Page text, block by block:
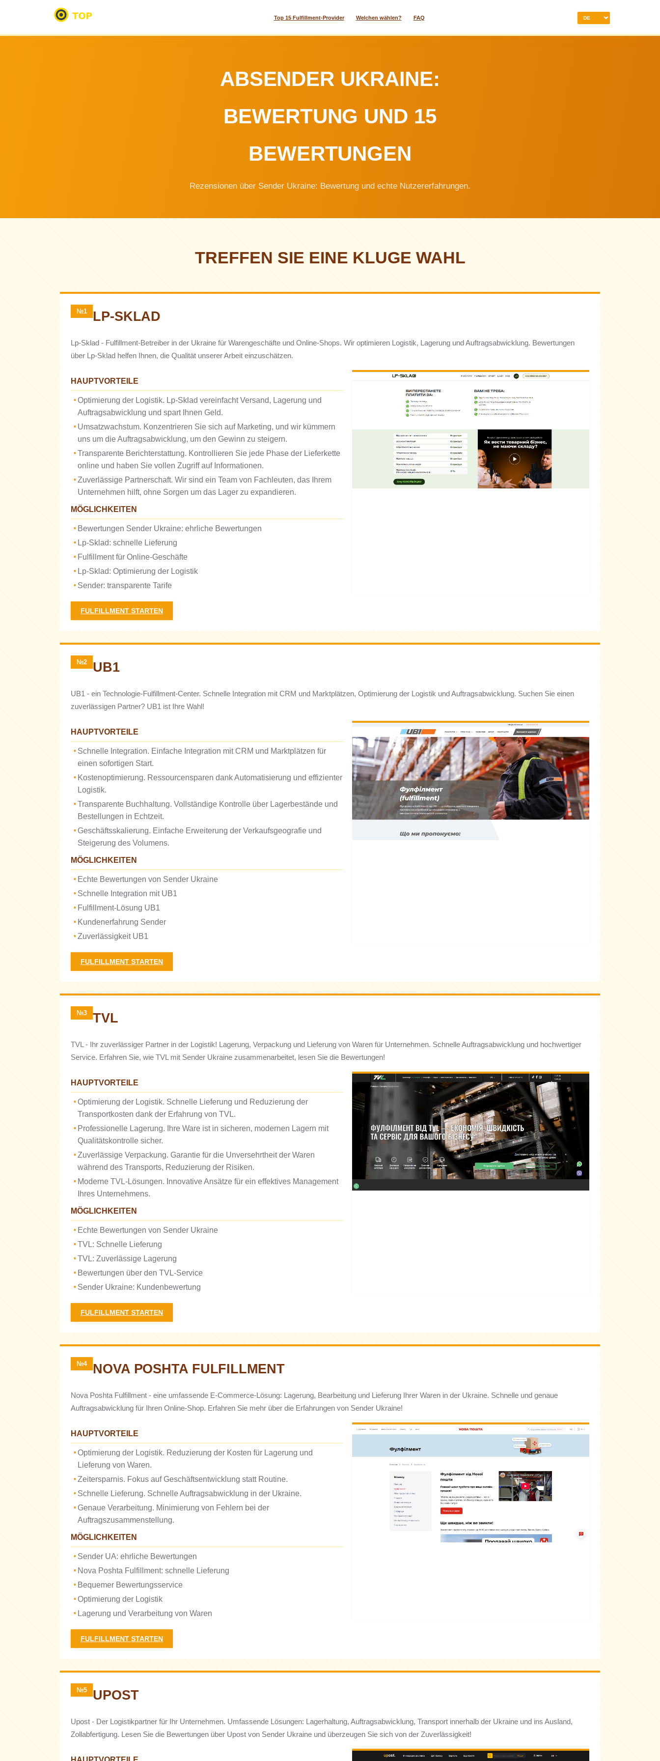
Top 15 Fulfillment-Provider Welchen wählen? FAQ
ABSENDER UKRAINE:
BEWERTUNG UND 15
BEWERTUNGEN
Rezensionen über Sender Ukraine: Bewertung und echte Nutzererfahrungen.
TREFFEN SIE EINE KLUGE WAHL
№1 LP-SKLAD
Lp-Sklad - Fulfillment-Betreiber in der Ukraine für Warengeschäfte und Online-Shops. Wir optimieren Logistik, Lagerung und Auftragsabwicklung. Bewertungen
über Lp-Sklad helfen Ihnen, die Qualität unserer Arbeit einzuschätzen.
HAUPTVORTEILE
Optimierung der Logistik. Lp-Sklad vereinfacht Versand, Lagerung und
Auftragsabwicklung und spart Ihnen Geld.
Umsatzwachstum. Konzentrieren Sie sich auf Marketing, und wir kümmern
uns um die Auftragsabwicklung, um den Gewinn zu steigern.
Transparente Berichterstattung. Kontrollieren Sie jede Phase der Lieferkette
online und haben Sie vollen Zugriff auf Informationen.
Zuverlässige Partnerschaft. Wir sind ein Team von Fachleuten, das Ihrem
Unternehmen hilft, ohne Sorgen um das Lager zu expandieren.
MÖGLICHKEITEN
Bewertungen Sender Ukraine: ehrliche Bewertungen
Lp-Sklad: schnelle Lieferung
Fulfillment für Online-Geschäfte
Lp-Sklad: Optimierung der Logistik
Sender: transparente Tarife
FULFILLMENT STARTEN
№2 UB1
UB1 - ein Technologie-Fulfillment-Center. Schnelle Integration mit CRM und Marktplätzen, Optimierung der Logistik und Auftragsabwicklung. Suchen Sie einen
zuverlässigen Partner? UB1 ist Ihre Wahl!
HAUPTVORTEILE
Schnelle Integration. Einfache Integration mit CRM und Marktplätzen für
einen sofortigen Start.
Kostenoptimierung. Ressourcensparen dank Automatisierung und effizienter
Logistik.
Transparente Buchhaltung. Vollständige Kontrolle über Lagerbestände und
Bestellungen in Echtzeit.
Geschäftsskalierung. Einfache Erweiterung der Verkaufsgeografie und
Steigerung des Volumens.
MÖGLICHKEITEN
Echte Bewertungen von Sender Ukraine
Schnelle Integration mit UB1
Fulfillment-Lösung UB1
Kundenerfahrung Sender
Zuverlässigkeit UB1
FULFILLMENT STARTEN
№3 TVL
TVL - Ihr zuverlässiger Partner in der Logistik! Lagerung, Verpackung und Lieferung von Waren für Unternehmen. Schnelle Auftragsabwicklung und hochwertiger
Service. Erfahren Sie, wie TVL mit Sender Ukraine zusammenarbeitet, lesen Sie die Bewertungen!
HAUPTVORTEILE
Optimierung der Logistik. Schnelle Lieferung und Reduzierung der
Transportkosten dank der Erfahrung von TVL.
Professionelle Lagerung. Ihre Ware ist in sicheren, modernen Lagern mit
Qualitätskontrolle sicher.
Zuverlässige Verpackung. Garantie für die Unversehrtheit der Waren
während des Transports, Reduzierung der Risiken.
Moderne TVL-Lösungen. Innovative Ansätze für ein effektives Management
Ihres Unternehmens.
MÖGLICHKEITEN
Echte Bewertungen von Sender Ukraine
TVL: Schnelle Lieferung
TVL: Zuverlässige Lagerung
Bewertungen über den TVL-Service
Sender Ukraine: Kundenbewertung
FULFILLMENT STARTEN
№4 NOVA POSHTA FULFILLMENT
Nova Poshta Fulfillment - eine umfassende E-Commerce-Lösung: Lagerung, Bearbeitung und Lieferung Ihrer Waren in der Ukraine. Schnelle und genaue
Auftragsabwicklung für Ihren Online-Shop. Erfahren Sie mehr über die Erfahrungen von Sender Ukraine!
HAUPTVORTEILE
Optimierung der Logistik. Reduzierung der Kosten für Lagerung und
Lieferung von Waren.
Zeitersparnis. Fokus auf Geschäftsentwicklung statt Routine.
Schnelle Lieferung. Schnelle Auftragsabwicklung in der Ukraine.
Genaue Verarbeitung. Minimierung von Fehlern bei der
Auftragszusammenstellung.
MÖGLICHKEITEN
Sender UA: ehrliche Bewertungen
Nova Poshta Fulfillment: schnelle Lieferung
Bequemer Bewertungsservice
Optimierung der Logistik
Lagerung und Verarbeitung von Waren
FULFILLMENT STARTEN
№5 UPOST
Upost - Der Logistikpartner für Ihr Unternehmen. Umfassende Lösungen: Lagerhaltung, Auftragsabwicklung, Transport innerhalb der Ukraine und ins Ausland,
Zollabfertigung. Lesen Sie die Bewertungen über Upost von Sender Ukraine und überzeugen Sie sich von der Zuverlässigkeit!